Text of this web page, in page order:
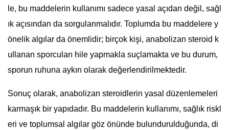
le, bu maddelerin kullanımı sadece yasal açıdan değil, sağl
ık açısından da sorgulanmalıdır. Toplumda bu maddelere y
önelik algılar da önemlidir; birçok kişi, anabolizan steroid k
ullanan sporcuları hile yapmakla suçlamakta ve bu durum,
sporun ruhuna aykırı olarak değerlendirilmektedir.
Sonuç olarak, anabolizan steroidlerin yasal düzenlemeleri
karmaşık bir yapıdadır. Bu maddelerin kullanımı, sağlık riskl
eri ve toplumsal algılar göz önünde bulundurulduğunda, di